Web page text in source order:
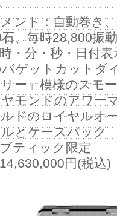
ント：自動巻き
、毎時28,800振
・分・秒・日付
ゲットカットダ
ー」模様のスモ
ヤモンドのアワー
ドのロイヤルオ
とケースバック
ティック限定
円(税込)